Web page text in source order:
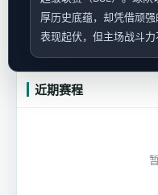
厚历史底蕴，却凭借顽
表现起伏，但主场战斗力
近期赛程